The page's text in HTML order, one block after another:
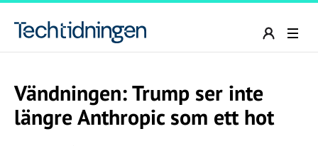
Vändningen: Trump ser inte
längre Anthropic som ett hot